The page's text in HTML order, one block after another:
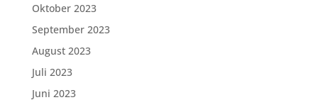
Oktober 2023
September 2023
August 2023
Juli 2023
Juni 2023